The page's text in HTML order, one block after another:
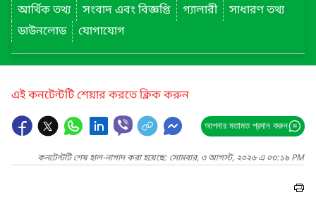
আর্থিক তথ্য
সংবাদ এবং বিজ্ঞপ্তি গ্যালারী
সাধারণ তথ্য
ডাউনলোড
যোগাযোগ
এই কনটেন্টটি শেয়ার করতে ক্লিক করুন
আপনার মতামত প্রদান করুন
কনটেন্টটি শেষ হাল-নাগাদ করা হয়েছে: সোমবার, ৩ আগস্ট, ২০২৬ এ ০৩:১৯ PM